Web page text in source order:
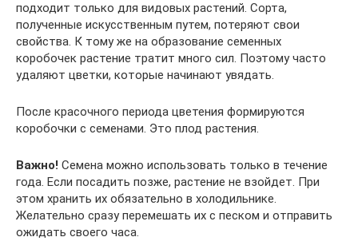
подходит только для видовых растений. Сорта,
полученные искусственным путем, потеряют свои
свойства. К тому же на образование семенных
коробочек растение тратит много сил. Поэтому часто
удаляют цветки, которые начинают увядать.
После красочного периода цветения формируются
коробочки с семенами. Это плод растения.
Важно! Семена можно использовать только в течение
года. Если посадить позже, растение не взойдет. При
этом хранить их обязательно в холодильнике.
Желательно сразу перемешать их с песком и отправить
ожидать своего часа.